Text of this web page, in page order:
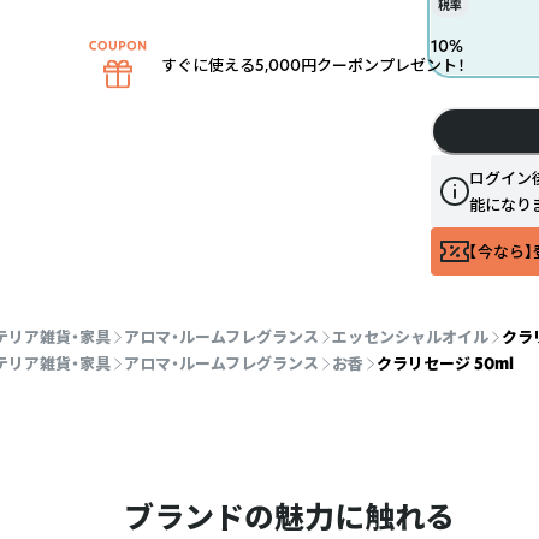
税率
10%
ログイン
能になり
【今なら
リア雑貨・家具 アロマ・ルームフレグランス エッセンシャルオイル
クラ
リア雑貨・家具 アロマ・ルームフレグランス お香 クラリセージ 50ml
ブランドの魅力に触れる
すぐに使える5,000円クーポンプレゼント！